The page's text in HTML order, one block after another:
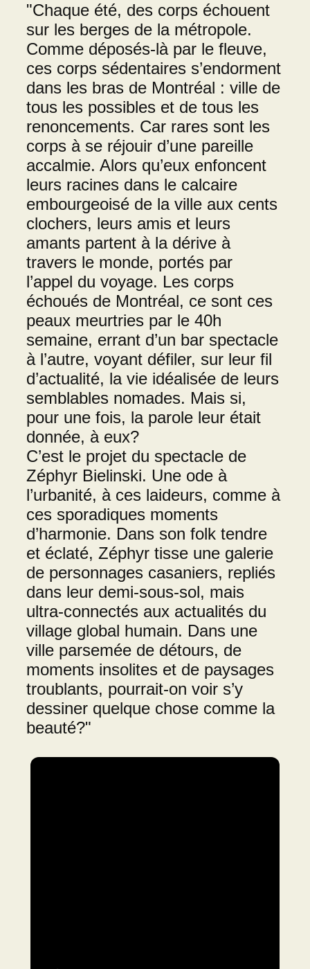
"Chaque été, des corps échouent
sur les berges de la métropole.
Comme déposés-là par le fleuve,
ces corps sédentaires s’endorment
dans les bras de Montréal : ville de
tous les possibles et de tous les
renoncements. Car rares sont les
corps à se réjouir d’une pareille
accalmie. Alors qu’eux enfoncent
leurs racines dans le calcaire
embourgeoisé de la ville aux cents
clochers, leurs amis et leurs
amants partent à la dérive à
travers le monde, portés par
l’appel du voyage. Les corps
échoués de Montréal, ce sont ces
peaux meurtries par le 40h
semaine, errant d’un bar spectacle
à l’autre, voyant défiler, sur leur fil
d’actualité, la vie idéalisée de leurs
semblables nomades. Mais si,
pour une fois, la parole leur était
donnée, à eux?
C’est le projet du spectacle de
Zéphyr Bielinski. Une ode à
l’urbanité, à ces laideurs, comme à
ces sporadiques moments
d’harmonie. Dans son folk tendre
et éclaté, Zéphyr tisse une galerie
de personnages casaniers, repliés
dans leur demi-sous-sol, mais
ultra-connectés aux actualités du
village global humain. Dans une
ville parsemée de détours, de
moments insolites et de paysages
troublants, pourrait-on voir s’y
dessiner quelque chose comme la
beauté?"